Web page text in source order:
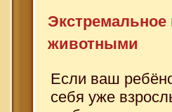
животными
Если ваш
себя уже